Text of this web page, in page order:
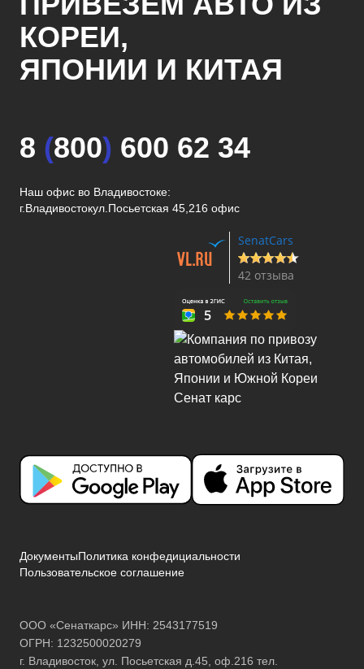
КОРЕИ,
ЯПОНИИ И КИТАЯ
8 (800) 600 62 34
Наш офис во Владивостоке:
г.Владивостокул.Посьетская 45,216 офис
SenatCars
42 отзыва
ДокументыПолитика конфедициальности
Пользовательское соглашение
ООО «Сенаткарс» ИНН: 2543177519
ОГРН: 1232500020279
г. Владивосток, ул. Посьетская д.45, оф.216 тел.